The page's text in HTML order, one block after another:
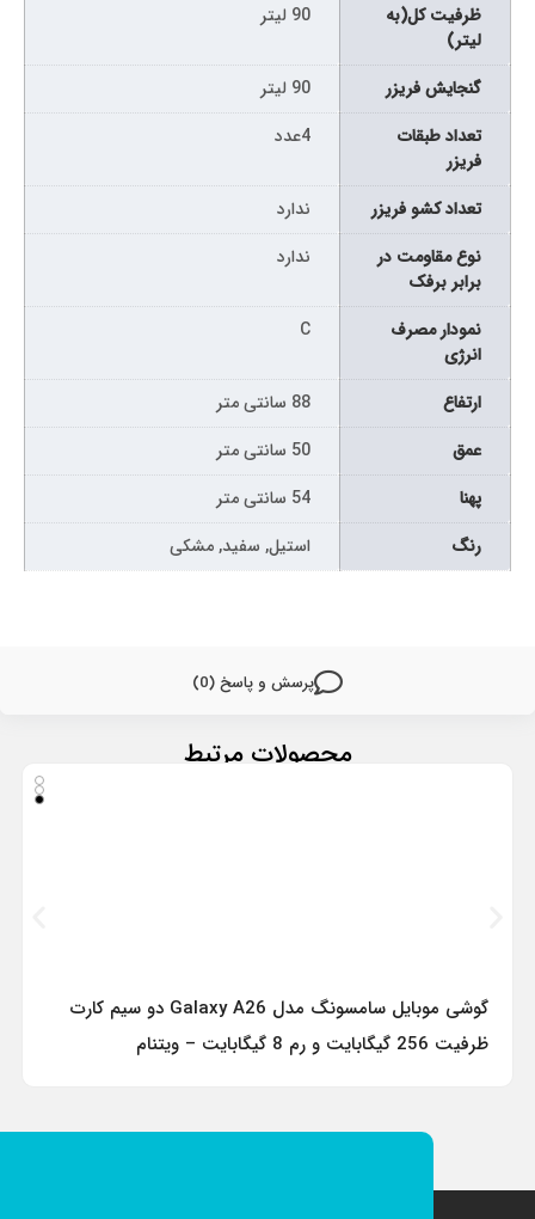
پرسش و پاسخ (0)
ظرفیت کل(به
لیتر)
90 لیتر
گنجایش فریزر
90 لیتر
تعداد طبقات
فریزر
4عدد
تعداد کشو فریزر
ندارد
نوع مقاومت در
برابر برفک
ندارد
نمودار مصرف
انرژی
C
ارتفاع
88 سانتی متر
عمق
50 سانتی متر
پهنا
54 سانتی متر
رنگ
استیل, سفید, مشکی
محصولات مرتبط
گوشی موبایل سامسونگ مدل Galaxy A26 دو سیم کارت
ظرفیت 256 گیگابایت و رم 8 گیگابایت – ویتنام